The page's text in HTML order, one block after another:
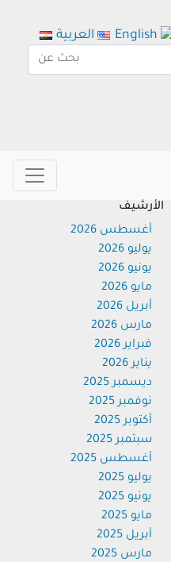
الأرشيف
أغسطس 2026
يوليو 2026
يونيو 2026
مايو 2026
أبريل 2026
مارس 2026
فبراير 2026
يناير 2026
ديسمبر 2025
نوفمبر 2025
أكتوبر 2025
سبتمبر 2025
أغسطس 2025
يوليو 2025
يونيو 2025
مايو 2025
أبريل 2025
مارس 2025
العربية English